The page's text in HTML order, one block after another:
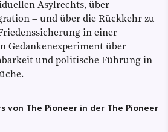
Asylrechts, über
– und über die Rückkehr zu
in einer
Gedankenexperiment über
und politische Führung in
von The Pioneer in der The Pioneer